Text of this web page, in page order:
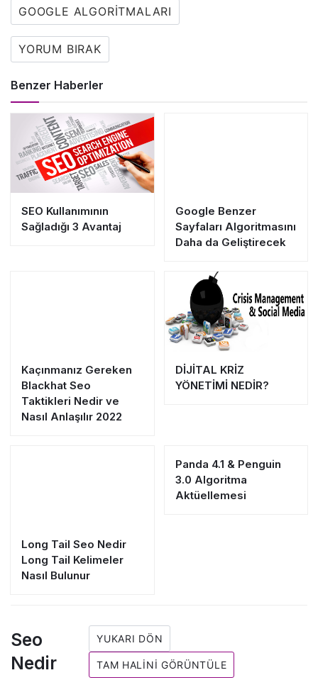
GOOGLE ALGORITMALARI
YORUM BIRAK
Benzer Haberler
SEO Kullanımının
Sağladığı 3 Avantaj
Google Benzer
Sayfaları Algoritmasını
Daha da Geliştirecek
Kaçınmanız Gereken
Blackhat Seo
Taktikleri Nedir ve
Nasıl Anlaşılır 2022
DİJİTAL KRİZ
YÖNETİMİ NEDİR?
Long Tail Seo Nedir
Long Tail Kelimeler
Nasıl Bulunur
Panda 4.1 & Penguin
3.0 Algoritma
Aktüellemesi
Seo
Nedir
YUKARI DÖN
TAM HALINI GÖRÜNTÜLE